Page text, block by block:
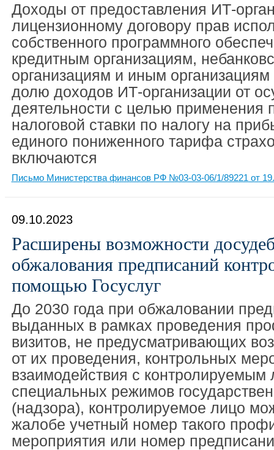
Доходы от предоставления ИТ-
лицензионному договору прав
собственного программного
кредитным организациям,
организациям и иным
долю доходов ИТ-организации от
деятельности с целью применения
налоговой ставки по налогу на
единого пониженного тарифа
включаются
Письмо Министерства финансов РФ №03-03-06/1/89221 от
09.10.2023
Расширены возможности
обжалования предписаний
помощью Госуслуг
До 2030 года при обжаловании
выданных в рамках проведения
визитов, не предусматривающих
от их проведения, контрольных
взаимодействия с контролируемым
специальных режимов
(надзора), контролируемое лицо
жалобе учетный номер такого
мероприятия или номер